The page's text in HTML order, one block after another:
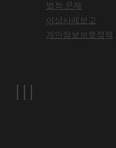
법적 문제
이상사례보고
개인정보보호정책